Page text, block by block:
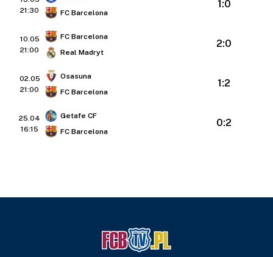
21:30
FC Barcelona
1:0
10.05
21:00
FC Barcelona
Real Madryt
2:0
02.05
21:00
Osasuna
FC Barcelona
1:2
25.04
16:15
Getafe CF
FC Barcelona
0:2